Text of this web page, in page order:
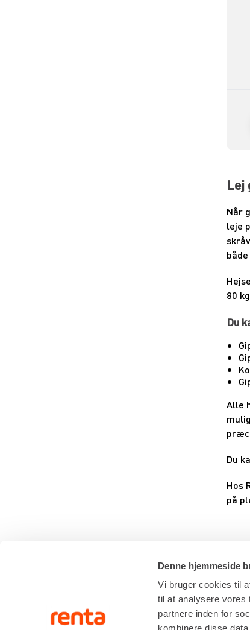
Denne hjemmeside
Vi bruger cookies til
til at analysere vores
partnere inden for
Lej
Når
leje
80
Du
Alle
Du
Hos
på